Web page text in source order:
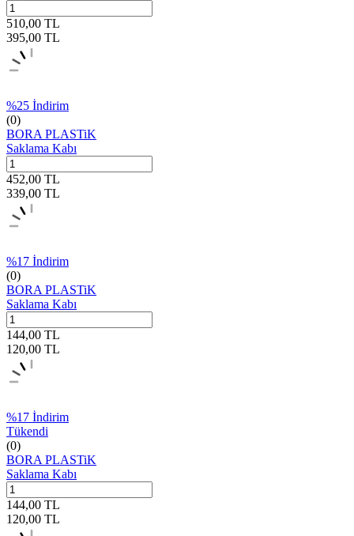
510,00 TL
395,00 TL
%25 İndirim
(0)
BORA PLASTiK
Saklama Kabı
452,00 TL
339,00 TL
%17 İndirim
(0)
BORA PLASTiK
Saklama Kabı
144,00 TL
120,00 TL
%17 İndirim
Tükendi
(0)
BORA PLASTiK
Saklama Kabı
144,00 TL
120,00 TL